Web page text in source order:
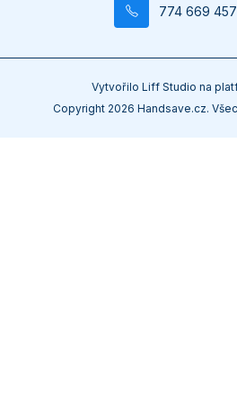
774 669 457
Vytvořilo Liff Studio na
Copyright 2026 Handsave.cz.